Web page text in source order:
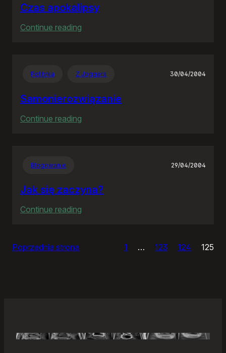
Czas apokalipsy
Continue reading
Polityka Z Joggera 30/04/2004
Samonierozwiązanie
Continue reading
Blogowanie 29/04/2004
Jak się zaczyna?
Continue reading
Poprzednia strona 1 … 123 124 125